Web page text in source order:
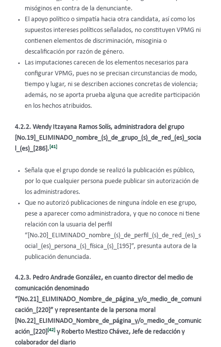
misóginos en contra de la denunciante.
El apoyo político o simpatía hacia otra candidata, así como los
supuestos intereses políticos señalados, no constituyen VPMG ni
contienen elementos de discriminación, misoginia o
descalificación por razón de género.
Las imputaciones carecen de los elementos necesarios para
configurar VPMG, pues no se precisan circunstancias de modo,
tiempo y lugar, ni se describen acciones concretas de violencia;
además, no se aporta prueba alguna que acredite participación
en los hechos atribuidos.
4.2.2. Wendy Itzayana Ramos Solís, administradora del grupo
[No.19]_ELIMINADO_nombre_(s)_de_grupo_(s)_de_red_(es)_socia
l_(es)_[286]. [41]
Señala que el grupo donde se realizó la publicación es público,
por lo que cualquier persona puede publicar sin autorización de
los administradores.
Que no autorizó publicaciones de ninguna índole en ese grupo,
pese a aparecer como administradora, y que no conoce ni tiene
relación con la usuaria del perfil
“[No.20]_ELIMINADO_nombre_(s)_de_perfil_(s)_de_red_(es)_s
ocial_(es)_persona_(s)_física_(s)_[195]”, presunta autora de la
publicación denunciada.
4.2.3. Pedro Andrade González, en cuanto director del medio de
comunicación denominado
“[No.21]_ELIMINADO_Nombre_de_página_y/o_medio_de_comuni
cación_[220]” у representante de la persona moral
[No.22]_ELIMINADO_Nombre_de_página_y/o_medio_de_comunic
ación_[220] [42] y Roberto Mestizo Chávez, Jefe de redacción y
colaborador del diario